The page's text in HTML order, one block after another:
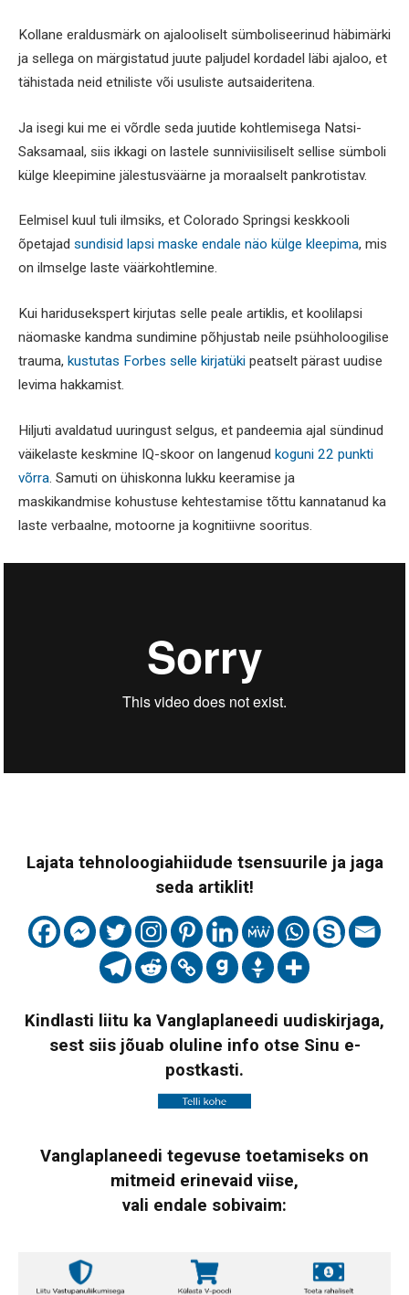
Kollane eraldusmärk on ajalooliselt sümboliseerinud häbimärki
ja sellega on märgistatud juute paljudel kordadel läbi ajaloo, et
tähistada neid etniliste või usuliste autsaideritena.
Ja isegi kui me ei võrdle seda juutide kohtlemisega Natsi-
Saksamaal, siis ikkagi on lastele sunniviisiliselt sellise sümboli
külge kleepimine jälestusväärne ja moraalselt pankrotistav.
Eelmisel kuul tuli ilmsiks, et Colorado Springsi keskkooli
õpetajad sundisid lapsi maske endale näo külge kleepima, mis
on ilmselge laste väärkohtlemine.
Kui haridusekspert kirjutas selle peale artiklis, et koolilapsi
näomaske kandma sundimine põhjustab neile psühholoogilise
trauma, kustutas Forbes selle kirjatüki peatselt pärast uudise
levima hakkamist.
Hiljuti avaldatud uuringust selgus, et pandeemia ajal sündinud
väikelaste keskmine IQ-skoor on langenud koguni 22 punkti
võrra. Samuti on ühiskonna lukku keeramise ja
maskikandmise kohustuse kehtestamise tõttu kannatanud ka
laste verbaalne, motoorne ja kognitiivne sooritus.
Lajata tehnoloogiahiidude tsensuurile ja jaga
seda artiklit!
Kindlasti liitu ka Vanglaplaneedi uudiskirjaga,
sest siis jõuab oluline info otse Sinu e-
postkasti.
Vanglaplaneedi tegevuse toetamiseks on
mitmeid erinevaid viise,
vali endale sobivaim: